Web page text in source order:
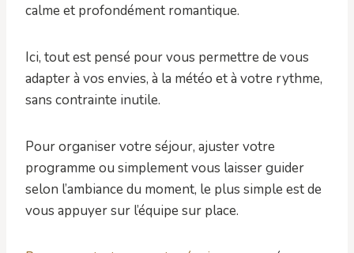
calme et profondément romantique.
Ici, tout est pensé pour vous permettre de vous
adapter à vos envies, à la météo et à votre rythme,
sans contrainte inutile.
Pour organiser votre séjour, ajuster votre
programme ou simplement vous laisser guider
selon l’ambiance du moment, le plus simple est de
vous appuyer sur l’équipe sur place.